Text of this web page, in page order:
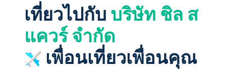
เที่ยวไปกับ บริษัท ชิล ส
แควร์ จำกัด
เพื่อนเที่ยวเพื่อนคุณ